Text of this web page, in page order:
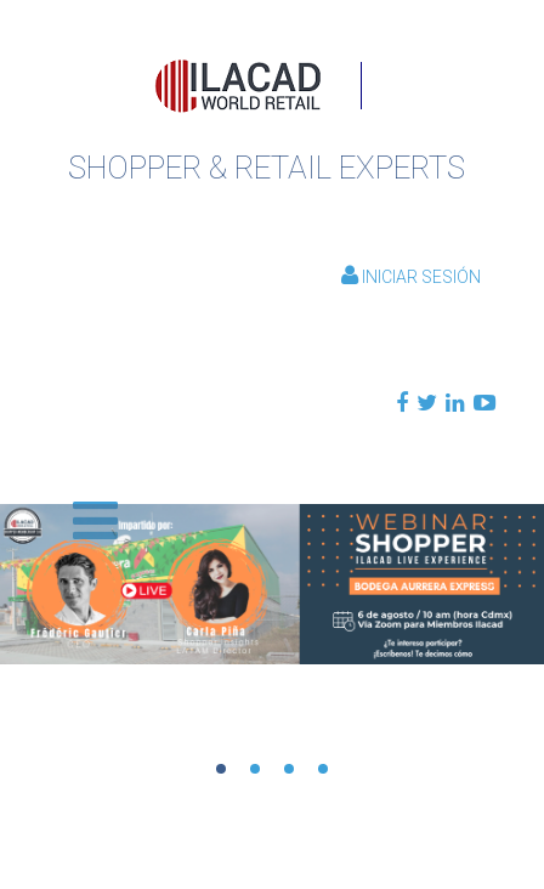
SHOPPER & RETAIL EXPERTS
INICIAR SESIÓN